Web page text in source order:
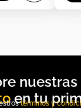
términos y